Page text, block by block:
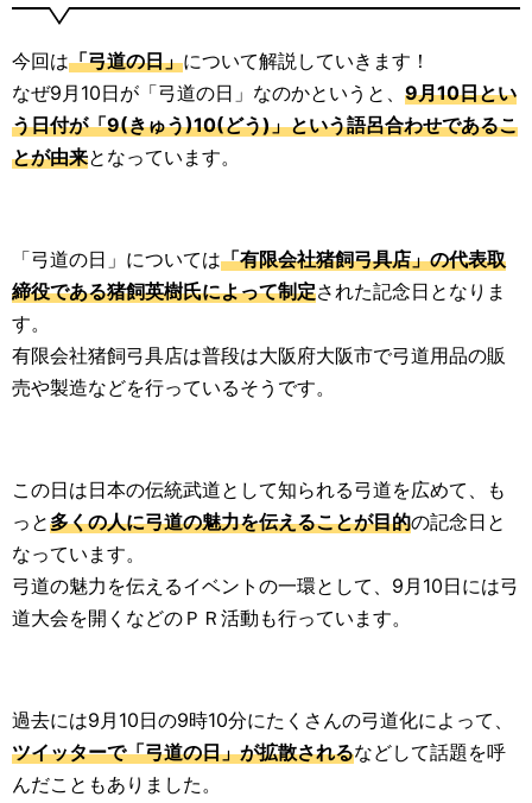
今回は「弓道の日」について解説していきます！
なぜ9月10日が「弓道の日」なのかというと、 9月10日とい
う日付が「9(きゅう)10(どう)」という語呂合わせであるこ
とが由来となっています。
「弓道の日」については「有限会社猪飼弓具店」の代表取
締役である猪飼英樹氏によって制定された記念日となりま
す。
有限会社猪飼弓具店は普段は大阪府大阪市で弓道用品の販
売や製造などを行っているそうです。
この日は日本の伝統武道として知られる弓道を広めて、も
っと多くの人に弓道の魅力を伝えることが目的の記念日と
なっています。
弓道の魅力を伝えるイベントの一環として、9月10日には弓
道大会を開くなどのＰＲ活動も行っています。
過去には9月10日の9時10分にたくさんの弓道化によって、
ツイッターで「弓道の日」が拡散されるなどして話題を呼
んだこともありました。